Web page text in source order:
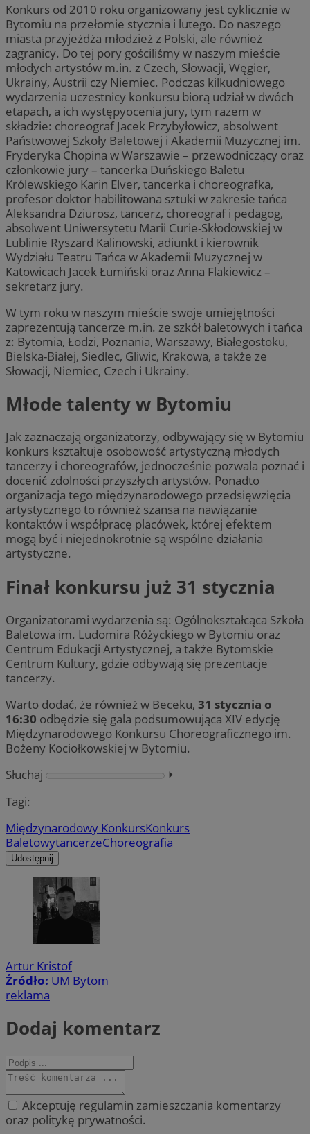
Konkurs od 2010 roku organizowany jest cyklicznie w
Bytomiu na przełomie stycznia i lutego. Do naszego
miasta przyjeżdża młodzież z Polski, ale również
zagranicy. Do tej pory gościliśmy w naszym mieście
młodych artystów m.in. z Czech, Słowacji, Węgier,
Ukrainy, Austrii czy Niemiec. Podczas kilkudniowego
wydarzenia uczestnicy konkursu biorą udział w dwóch
etapach, a ich występyocenia jury, tym razem w
składzie: choreograf Jacek Przybyłowicz, absolwent
Państwowej Szkoły Baletowej i Akademii Muzycznej im.
Fryderyka Chopina w Warszawie – przewodniczący oraz
członkowie jury – tancerka Duńskiego Baletu
Królewskiego Karin Elver, tancerka i choreografka,
profesor doktor habilitowana sztuki w zakresie tańca
Aleksandra Dziurosz, tancerz, choreograf i pedagog,
absolwent Uniwersytetu Marii Curie-Skłodowskiej w
Lublinie Ryszard Kalinowski, adiunkt i kierownik
Wydziału Teatru Tańca w Akademii Muzycznej w
Katowicach Jacek Łumiński oraz Anna Flakiewicz –
sekretarz jury.
W tym roku w naszym mieście swoje umiejętności
zaprezentują tancerze m.in. ze szkół baletowych i tańca
z: Bytomia, Łodzi, Poznania, Warszawy, Białegostoku,
Bielska-Białej, Siedlec, Gliwic, Krakowa, a także ze
Słowacji, Niemiec, Czech i Ukrainy.
Młode talenty w Bytomiu
Jak zaznaczają organizatorzy, odbywający się w Bytomiu
konkurs kształtuje osobowość artystyczną młodych
tancerzy i choreografów, jednocześnie pozwala poznać i
docenić zdolności przyszłych artystów. Ponadto
organizacja tego międzynarodowego przedsięwzięcia
artystycznego to również szansa na nawiązanie
kontaktów i współpracę placówek, której efektem
mogą być i niejednokrotnie są wspólne działania
artystyczne.
Finał konkursu już 31 stycznia
Organizatorami wydarzenia są: Ogólnokształcąca Szkoła
Baletowa im. Ludomira Różyckiego w Bytomiu oraz
Centrum Edukacji Artystycznej, a także Bytomskie
Centrum Kultury, gdzie odbywają się prezentacje
tancerzy.
Warto dodać, że również w Beceku, 31 stycznia o
16:30 odbędzie się gala podsumowująca XIV edycję
Międzynarodowego Konkursu Choreograficznego im.
Bożeny Kociołkowskiej w Bytomiu.
Słuchaj
⏵︎
Tagi:
Międzynarodowy KonkursKonkurs
BaletowytancerzeChoreografia
Udostępnij
Artur Kristof
Źródło: UM Bytom
reklama
Dodaj komentarz
Akceptuję regulamin zamieszczania komentarzy
oraz politykę prywatności.